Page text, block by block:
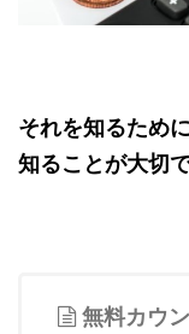
それを知るため
知ることが大切で
無料カウ